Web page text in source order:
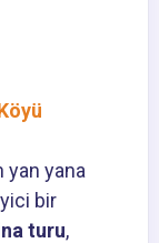
yana
bir
turu,